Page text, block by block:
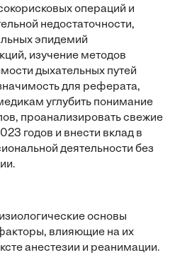
операций и
недостаточности,
эпидемий
изучение методов
дыхательных путей
для реферата,
углубить понимание
проанализировать свежие
годов и внести вклад в
деятельности без
основы
влияющие на их
анестезии и реанимации.